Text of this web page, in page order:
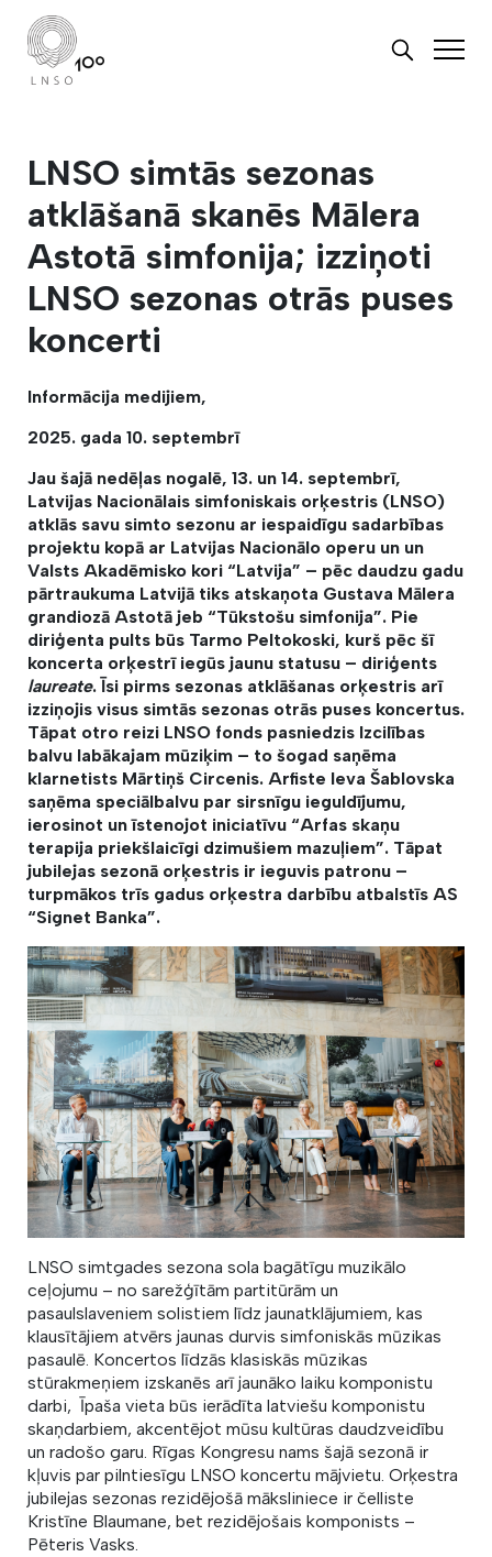
LNSO simtās sezonas
atklāšanā skanēs Mālera
Astotā simfonija; izziņoti
LNSO sezonas otrās puses
koncerti
Informācija medijiem,
2025. gada 10. septembrī
Jau šajā nedēļas nogalē, 13. un 14. septembrī,
Latvijas Nacionālais simfoniskais orķestris (LNSO)
atklās savu simto sezonu ar iespaidīgu sadarbības
projektu kopā ar Latvijas Nacionālo operu un un
Valsts Akadēmisko kori “Latvija” – pēc daudzu gadu
pārtraukuma Latvijā tiks atskaņota Gustava Mālera
grandiozā Astotā jeb “Tūkstošu simfonija”. Pie
diriģenta pults būs Tarmo Peltokoski, kurš pēc šī
koncerta orķestrī iegūs jaunu statusu – diriģents
laureate. Īsi pirms sezonas atklāšanas orķestris arī
izziņojis visus simtās sezonas otrās puses koncertus.
Tāpat otro reizi LNSO fonds pasniedzis Izcilības
balvu labākajam mūziķim – to šogad saņēma
klarnetists Mārtiņš Circenis. Arfiste Ieva Šablovska
saņēma speciālbalvu par sirsnīgu ieguldījumu,
ierosinot un īstenojot iniciatīvu “Arfas skaņu
terapija priekšlaicīgi dzimušiem mazuļiem”. Tāpat
jubilejas sezonā orķestris ir ieguvis patronu –
turpmākos trīs gadus orķestra darbību atbalstīs AS
“Signet Banka”.
LNSO simtgades sezona sola bagātīgu muzikālo
ceļojumu – no sarežģītām partitūrām un
pasaulslaveniem solistiem līdz jaunatklājumiem, kas
klausītājiem atvērs jaunas durvis simfoniskās mūzikas
pasaulē. Koncertos līdzās klasiskās mūzikas
stūrakmeņiem izskanēs arī jaunāko laiku komponistu
darbi, Īpaša vieta būs ierādīta latviešu komponistu
skaņdarbiem, akcentējot mūsu kultūras daudzveidību
un radošo garu. Rīgas Kongresu nams šajā sezonā ir
kļuvis par pilntiesīgu LNSO koncertu mājvietu. Orķestra
jubilejas sezonas rezidējošā māksliniece ir čelliste
Kristīne Blaumane, bet rezidējošais komponists –
Pēteris Vasks.